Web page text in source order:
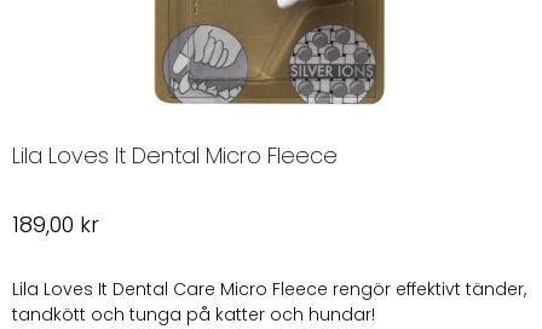
Lila Loves It Dental Micro Fleece
189,00 kr
Lila Loves It Dental Care Micro Fleece rengör effektivt tänder,
tandkött och tunga på katter och hundar!